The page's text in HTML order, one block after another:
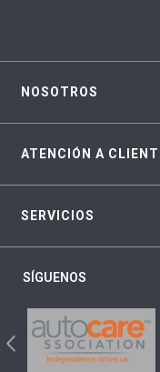
NOSOTROS
ATENCIÓN A
SERVICIOS
SÍGUENOS